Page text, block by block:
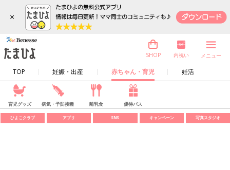
×
TOP 妊娠・出産 赤ちゃん・育児 妊活
SHOP 内祝い メニュー
育児グッズ 病気・予防接種 離乳食 優待パス
ひよこクラブ アプリ SNS キャンペーン 写真スタジオ